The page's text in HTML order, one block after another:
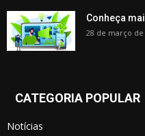
Conheça
28 de março de
CATEGORIA POPULAR
Notícias